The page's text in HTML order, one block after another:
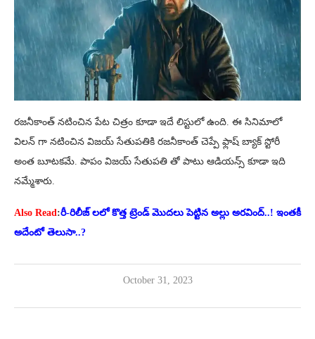
రజనీకాంత్ నటించిన పేట చిత్రం కూడా ఇదే లిస్టులో ఉంది. ఈ సినిమాలో
విలన్ గా నటించిన విజయ్ సేతుపతికి రజనీకాంత్ చెప్పే ఫ్లాష్ బ్యాక్ స్టోరీ
అంత బూటకమే. పాపం విజయ్ సేతుపతి తో పాటు ఆడియన్స్ కూడా ఇది
నమ్మేశారు.
Also Read:రీ-రిలీజ్ లలో కొత్త ట్రెండ్ మొదలు పెట్టిన అల్లు అరవింద్..! ఇంతకీ
అదేంటో తెలుసా..?
October 31, 2023